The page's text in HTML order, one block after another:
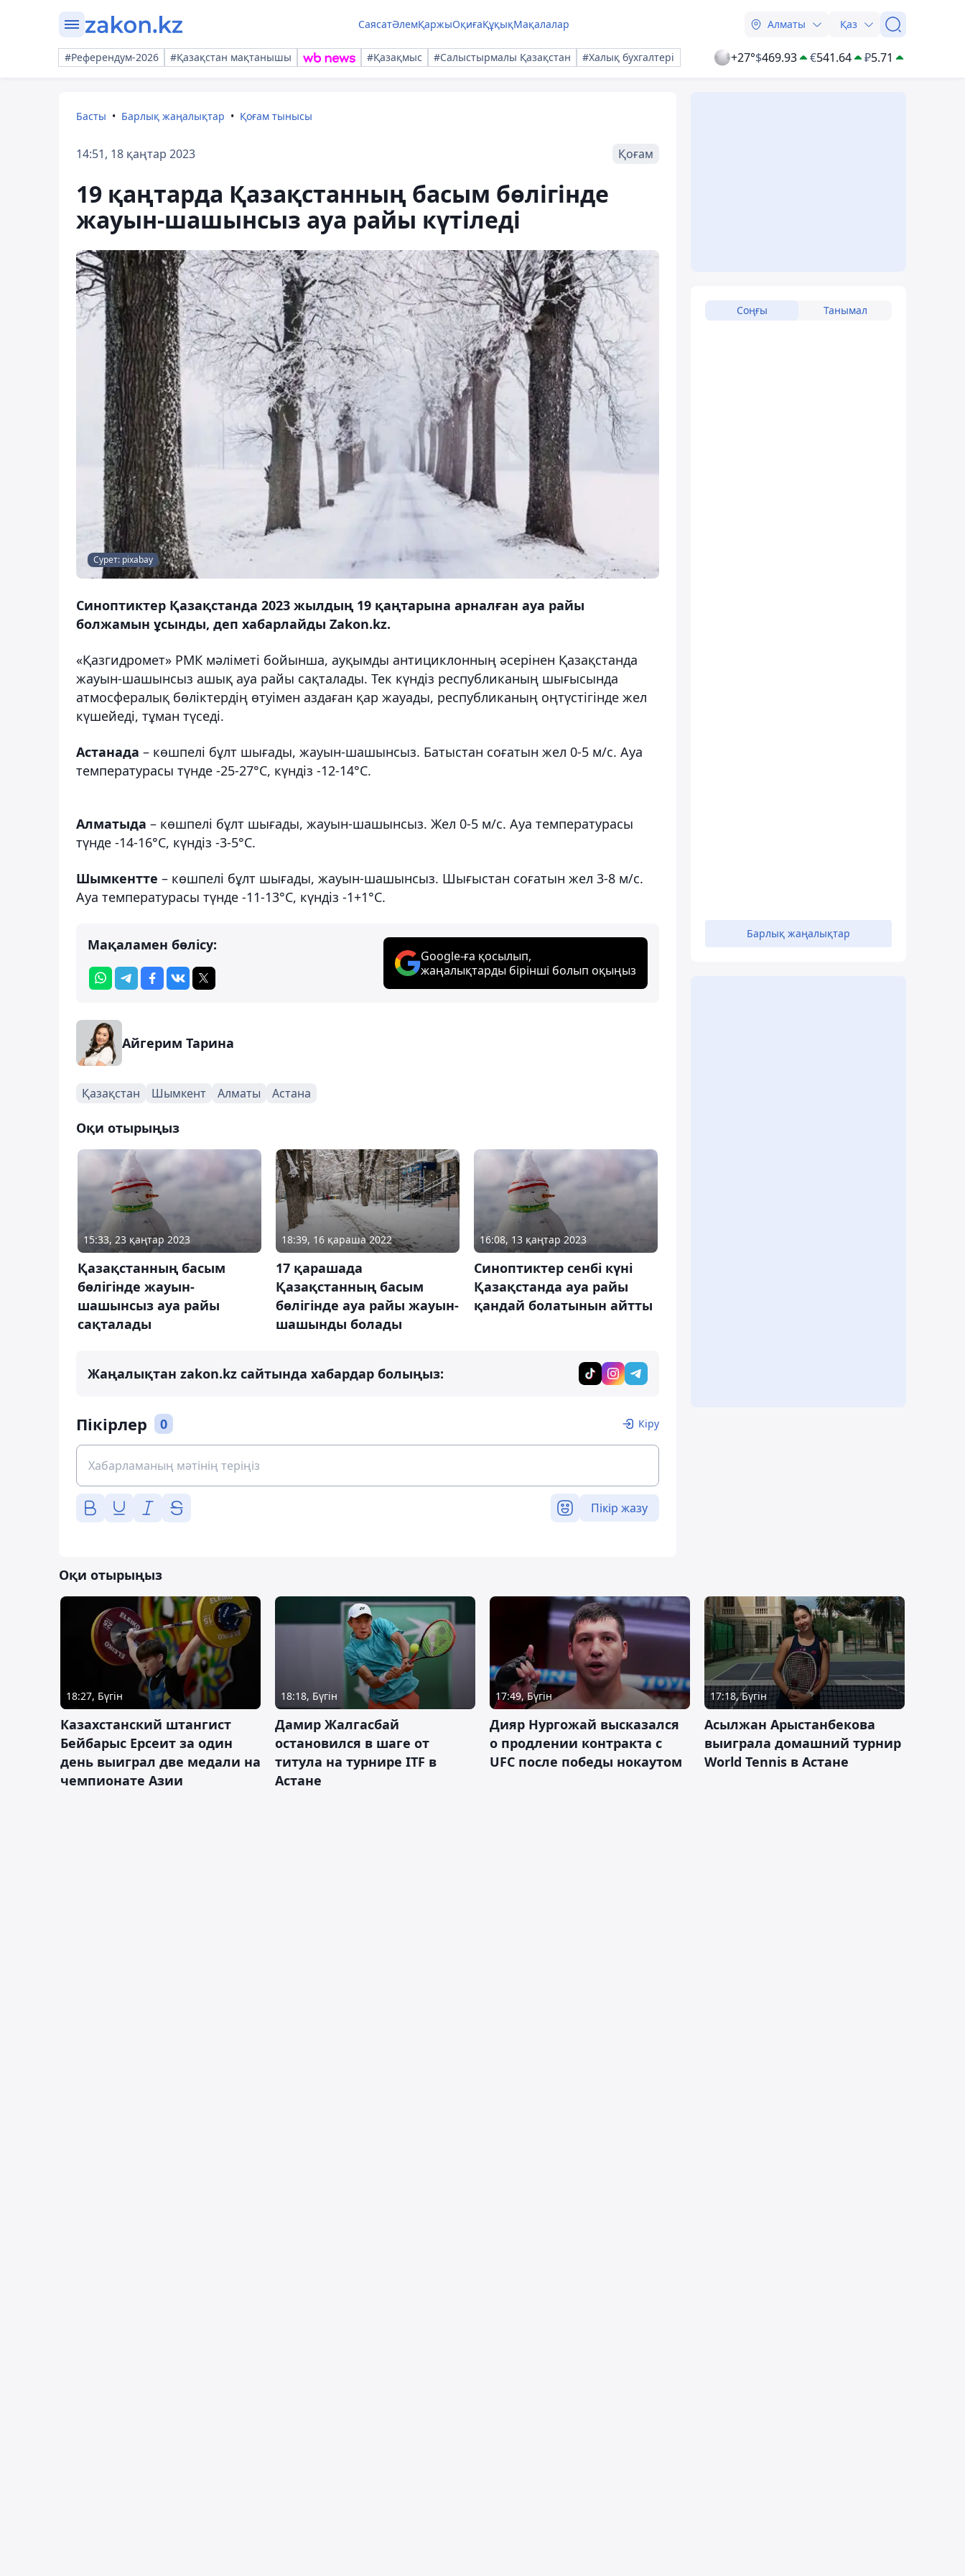
СаясатӘлемҚаржыОқиғаҚұқықМақалалар Алматы Қаз
#Референдум-2026 #Қазақстан мақтанышы #Қазақмыс #Салыстырмалы Қазақстан #Халық бухгалтері +27°$469.93 €541.64 ₽5.71
Басты Барлық жаңалықтар Қоғам тынысы
14:51, 18 қаңтар 2023 Қоғам
19 қаңтарда Қазақстанның басым бөлігінде
жауын-шашынсыз ауа райы күтіледі
Сурет: pixabay
Синоптиктер Қазақстанда 2023 жылдың 19 қаңтарына арналған ауа райы
болжамын ұсынды, деп хабарлайды Zakon.kz.
«Қазгидромет» РМК мәліметі бойынша, ауқымды антициклонның әсерінен Қазақстанда
жауын-шашынсыз ашық ауа райы сақталады. Тек күндіз республиканың шығысында
атмосфералық бөліктердің өтуімен аздаған қар жауады, республиканың оңтүстігінде жел
күшейеді, тұман түседі.
Астанада – көшпелі бұлт шығады, жауын-шашынсыз. Батыстан соғатын жел 0-5 м/с. Ауа
температурасы түнде -25-27°С, күндіз -12-14°С.
Алматыда – көшпелі бұлт шығады, жауын-шашынсыз. Жел 0-5 м/с. Ауа температурасы
түнде -14-16°С, күндіз -3-5°С.
Шымкентте – көшпелі бұлт шығады, жауын-шашынсыз. Шығыстан соғатын жел 3-8 м/с.
Ауа температурасы түнде -11-13°С, күндіз -1+1°С.
Мақаламен бөлісу:
Google-ға қосылып,
жаңалықтарды бірінші болып оқыңыз
Айгерим Тарина
Қазақстан Шымкент Алматы Астана
Оқи отырыңыз
15:33, 23 қаңтар 2023
Қазақстанның басым
бөлігінде жауын-
шашынсыз ауа райы
сақталады
18:39, 16 қараша 2022
17 қарашада
Қазақстанның басым
бөлігінде ауа райы жауын-
шашынды болады
16:08, 13 қаңтар 2023
Синоптиктер сенбі күні
Қазақстанда ауа райы
қандай болатынын айтты
Жаңалықтан zakon.kz сайтында хабардар болыңыз:
Пікірлер 0 Кіру
Пікір жазу
Соңғы Танымал
Барлық жаңалықтар
Оқи отырыңыз
18:27, Бүгін
Казахстанский штангист
Бейбарыс Ерсеит за один
день выиграл две медали на
чемпионате Азии
18:18, Бүгін
Дамир Жалгасбай
остановился в шаге от
титула на турнире ITF в
Астане
17:49, Бүгін
Дияр Нургожай высказался
о продлении контракта с
UFC после победы нокаутом
17:18, Бүгін
Асылжан Арыстанбекова
выиграла домашний турнир
World Tennis в Астане